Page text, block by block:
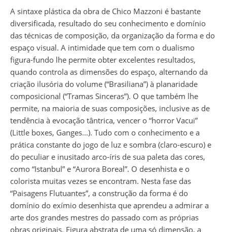
A sintaxe plástica da obra de Chico Mazzoni é bastante
diversificada, resultado do seu conhecimento e domínio
das técnicas de composição, da organização da forma e do
espaço visual. A intimidade que tem com o dualismo
figura-fundo lhe permite obter excelentes resultados,
quando controla as dimensões do espaço, alternando da
criação ilusória do volume (“Brasiliana”) à planaridade
composicional (“Tramas Sinceras”). O que também lhe
permite, na maioria de suas composições, inclusive as de
tendência à evocação tântrica, vencer o “horror Vacui”
(Little boxes, Ganges…). Tudo com o conhecimento e a
prática constante do jogo de luz e sombra (claro-escuro) e
do peculiar e inusitado arco-íris de sua paleta das cores,
como “Istanbul” e “Aurora Boreal”. O desenhista e o
colorista muitas vezes se encontram. Nesta fase das
“Paisagens Flutuantes”, a construção da forma é do
domínio do exímio desenhista que aprendeu a admirar a
arte dos grandes mestres do passado com as próprias
obras originais. Figura abstrata de uma só dimensão, a